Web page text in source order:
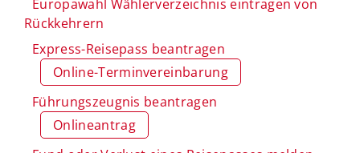
Europawahl Wählerverzeichnis eintragen von
Rückkehrern
Express-Reisepass beantragen
Online-Terminvereinbarung
Führungszeugnis beantragen
Onlineantrag